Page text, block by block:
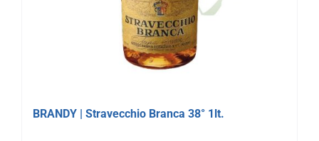
BRANDY | Stravecchio Branca 38° 1lt.